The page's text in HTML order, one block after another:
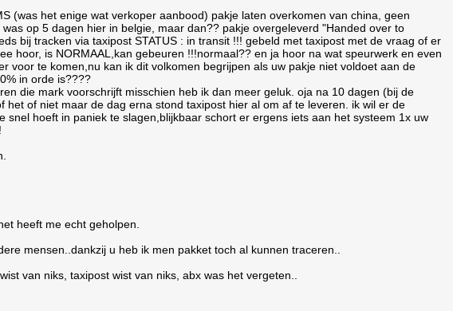
(was het enige wat verkoper aanbood) pakje laten overkomen van china, geen
op 5 dagen hier in belgie, maar dan?? pakje overgeleverd "Handed over to
bij tracken via taxipost STATUS : in transit !!! gebeld met taxipost met de vraag of er
hoor, is NORMAAL,kan gebeuren !!!normaal?? en ja hoor na wat speurwerk en even
voor te komen,nu kan ik dit volkomen begrijpen als uw pakje niet voldoet aan de
in orde is????
die mark voorschrijft misschien heb ik dan meer geluk. oja na 10 dagen (bij de
het of niet maar de dag erna stond taxipost hier al om af te leveren. ik wil er de
snel hoeft in paniek te slagen,blijkbaar schort er ergens iets aan het systeem 1x uw
heeft me echt geholpen.
mensen..dankzij u heb ik men pakket toch al kunnen traceren..
van niks, taxipost wist van niks, abx was het vergeten..